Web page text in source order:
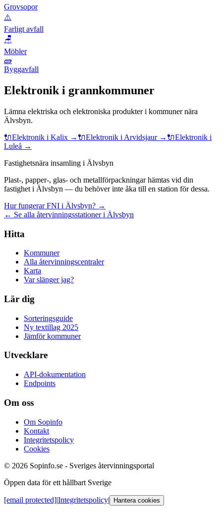
Grovsopor
⚠️
Farligt avfall
🪑
Möbler
🧱
Byggavfall
Elektronik i grannkommuner
Lämna elektriska och elektroniska produkteri kommuner nära
Älvsbyn.
🔌Elektronik i Kalix → 🔌Elektronik i Arvidsjaur→ 🔌Elektronik i
Luleå →
Fastighetsnära insamling i Älvsbyn
Plast-, papper-, glas- och metallförpackningar hämtas vid din
fastighet i Älvsbyn — du behöver inte åka till en station för dessa.
Hur fungerar FNI i Älvsbyn? →
← Se alla återvinningsstationer i Älvsbyn
Hitta
Kommuner
Alla återvinningscentraler
Karta
Var slänger jag?
Lär dig
Sorteringsguide
Ny textillag 2025
Jämför kommuner
Utvecklare
API-dokumentation
Endpoints
Om oss
Om Sopinfo
Kontakt
Integritetspolicy
Cookies
© 2026 Sopinfo.se - Sveriges återvinningsportal
Öppen data för ett hållbart Sverige
[email protected]|Integritetspolicy| Hantera cookies